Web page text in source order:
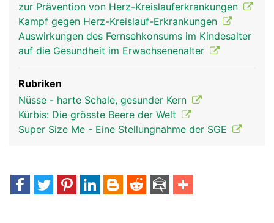
zur Prävention von Herz-Kreislauferkrankungen
Kampf gegen Herz-Kreislauf-Erkrankungen
Auswirkungen des Fernsehkonsums im Kindesalter
auf die Gesundheit im Erwachsenenalter
Rubriken
Nüsse - harte Schale, gesunder Kern
Kürbis: Die grösste Beere der Welt
Super Size Me - Eine Stellungnahme der SGE